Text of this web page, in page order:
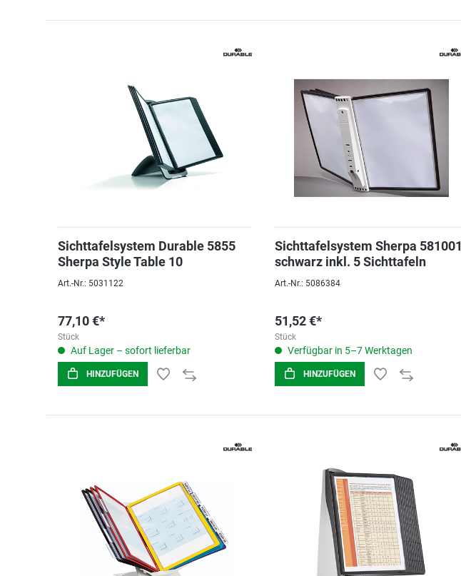
Sichttafelsystem Durable 5855
Sherpa Style Table 10
Art.-Nr.: 5031122
77,10 €*
Stück
Auf Lager – sofort lieferbar
HINZUFÜGEN
Sichttafelsystem Sherpa 581001
schwarz inkl. 5 Sichttafeln
Art.-Nr.: 5086384
51,52 €*
Stück
Verfügbar in 5–7 Werktagen
HINZUFÜGEN